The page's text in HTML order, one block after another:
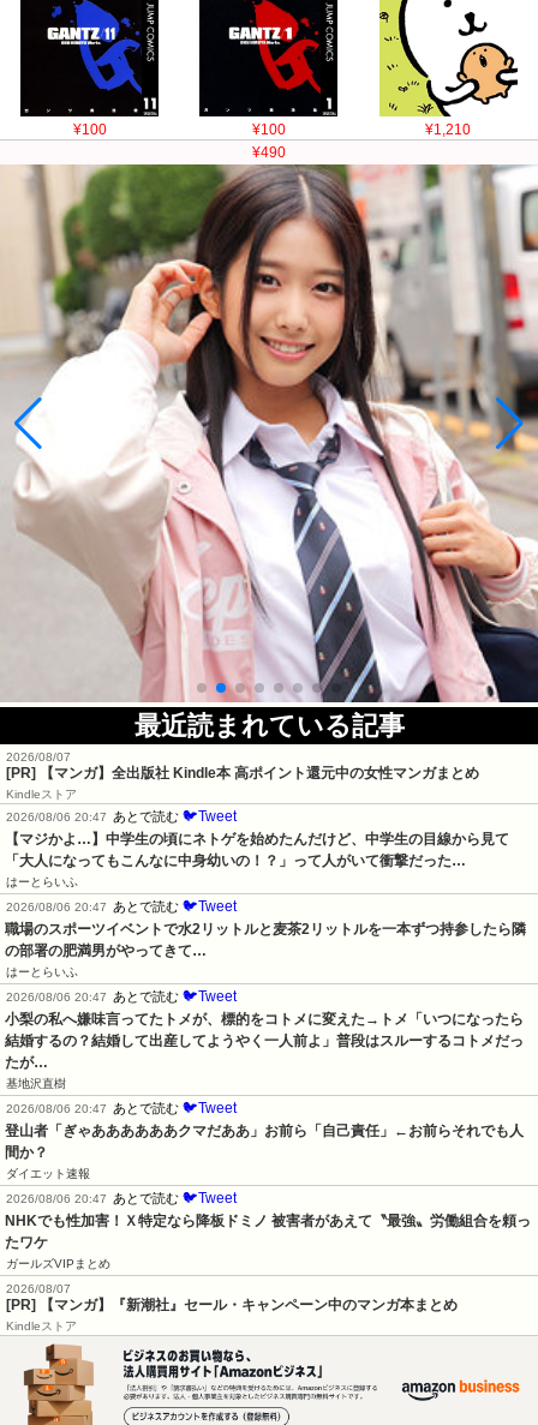
¥100 ¥100
¥1,210
¥490
最近読まれている記事
2026/08/07
[PR] 【マンガ】全出版社 Kindle本 高ポイント還元中の女性マンガまとめ
Kindleストア
2026/08/06 20:47
あとで読む 🐦Tweet
【マジかよ…】中学生の頃にネトゲを始めたんだけど、中学生の目線から見て
「大人になってもこんなに中身幼いの！？」って人がいて衝撃だった…
はーとらいふ
2026/08/06 20:47
あとで読む 🐦Tweet
職場のスポーツイベントで水2リットルと麦茶2リットルを一本ずつ持参したら隣
の部署の肥満男がやってきて…
はーとらいふ
2026/08/06 20:47
あとで読む 🐦Tweet
小梨の私へ嫌味言ってたトメが、標的をコトメに変えた→トメ「いつになったら
結婚するの？結婚して出産してようやく一人前よ」普段はスルーするコトメだっ
たが…
基地沢直樹
2026/08/06 20:47
あとで読む 🐦Tweet
登山者「ぎゃああああああクマだああ」お前ら「自己責任」←お前らそれでも人
間か？
ダイエット速報
2026/08/06 20:47
あとで読む 🐦Tweet
NHKでも性加害！Ｘ特定なら降板ドミノ 被害者があえて〝最強〟労働組合を頼っ
たワケ
ガールズVIPまとめ
2026/08/07
[PR] 【マンガ】『新潮社』セール・キャンペーン中のマンガ本まとめ
Kindleストア